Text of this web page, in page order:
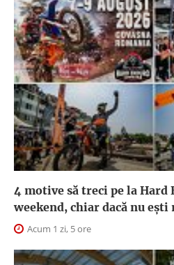
4 motive să treci pe la Hard
weekend, chiar dacă nu
Acum 1 zi, 5 ore